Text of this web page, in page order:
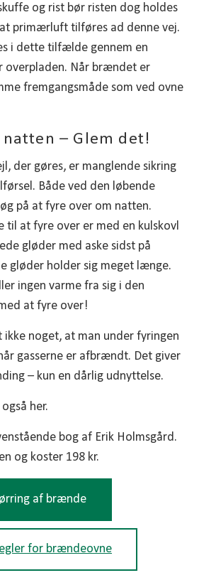
og rist bør risten dog holdes
primærluft tilføres ad denne vej.
i dette tilfælde gennem en
overpladen. Når brændet er
fremgangsmåde som ved ovne
– Glem det!
der gøres, er manglende sikring
Både ved den løbende
på at fyre over om natten.
til at fyre over er med en kulskovl
gløder med aske sidst på
gløder holder sig meget længe.
ingen varme fra sig i den
at fyre over!
ikke noget, at man under fyringen
gasserne er afbrændt. Det giver
– kun en dårlig udnyttelse.
her.
bog af Erik Holmsgård.
og koster 198 kr.
af brænde
for brændeovne